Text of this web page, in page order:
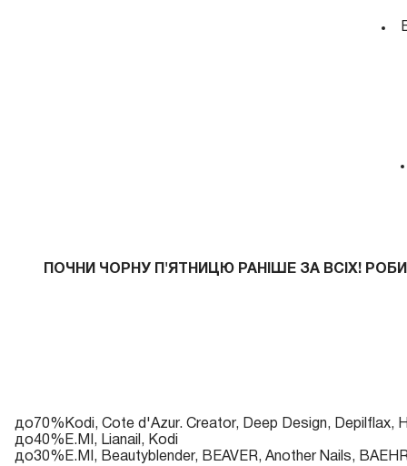
ПОЧНИ ЧОРНУ П'ЯТНИЦЮ РАНІШЕ ЗА ВСІХ!
до70% Kodi, Cote d'Azur. Creator, Deep Design, Depilflax,
до40% E.MI, Lianail, Kodi
до30% E.MI, Beautyblender, BEAVER, Another Nails,